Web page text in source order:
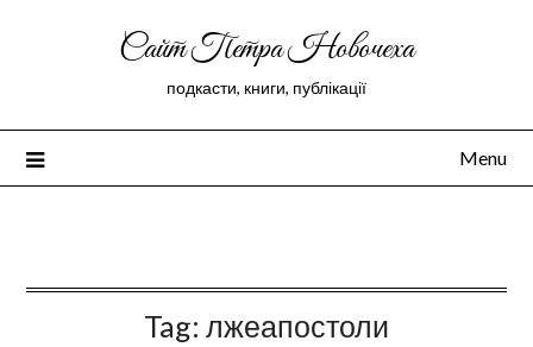
Сайт Петра Новочеха
подкасти, книги, публікації
Menu
Tag: лжеапостоли